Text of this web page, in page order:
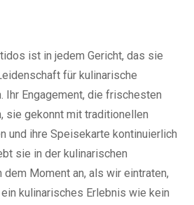
ist in jedem Gericht, das sie
für kulinarische
Ihr Engagement, die frischesten
sie gekonnt mit traditionellen
und ihre Speisekarte kontinuierlich
sie in der kulinarischen
dem Moment an, als wir eintraten,
kulinarisches Erlebnis wie kein